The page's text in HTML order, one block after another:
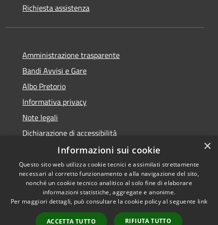
Richiesta assistenza
Amministrazione trasparente
Bandi Avvisi e Gare
Albo Pretorio
Informativa privacy
Note legali
Dichiarazione di accessibilità
Accessibilità
Privacy
Copyright © 2026 • Comune di
Forlì • Powered by
Municipium•Accesso
redazione
×
Informazioni sui cookie
Questo sito web utilizza cookie tecnici e assimilati strettamente
necessari al corretto funzionamento e alla navigazione del sito,
nonché un cookie tecnico analitico al solo fine di elaborare
informazioni statistiche, aggregate e anonime.
Per maggiori dettagli, può consultare la cookie policy al seguente link
ACCETTA TUTTO RIFIUTA TUTTO